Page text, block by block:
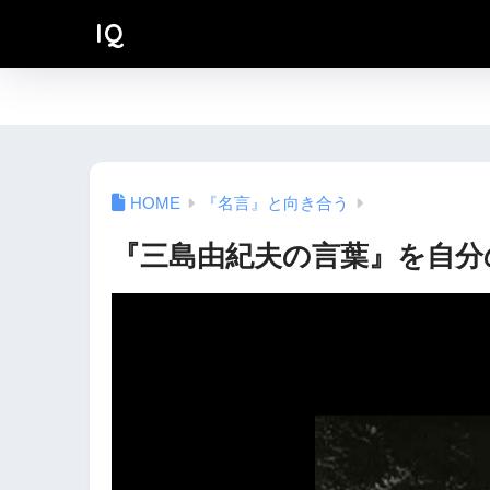
IQ
『名言』と向き合う
『三島由紀夫の言葉』を自